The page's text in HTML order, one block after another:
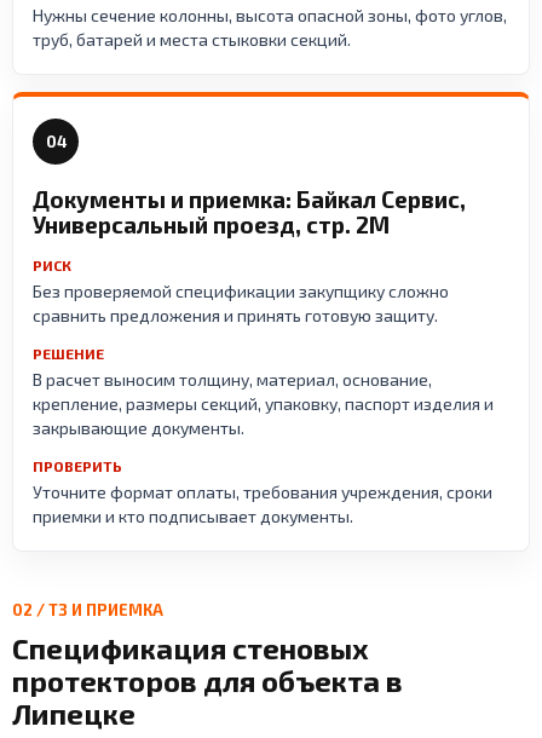
Нужны сечение колонны, высота опасной зоны, фото углов,
труб, батарей и места стыковки секций.
04
Документы и приемка: Байкал Сервис,
Универсальный проезд, стр. 2М
РИСК
Без проверяемой спецификации закупщику сложно
сравнить предложения и принять готовую защиту.
РЕШЕНИЕ
В расчет выносим толщину, материал, основание,
крепление, размеры секций, упаковку, паспорт изделия и
закрывающие документы.
ПРОВЕРИТЬ
Уточните формат оплаты, требования учреждения, сроки
приемки и кто подписывает документы.
02 / ТЗ И ПРИЕМКА
Спецификация стеновых
протекторов для объекта в
Липецке